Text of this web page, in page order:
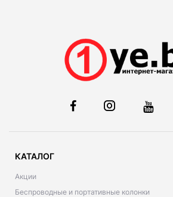
КАТАЛОГ
Акции
Беспроводные и портативные колонки